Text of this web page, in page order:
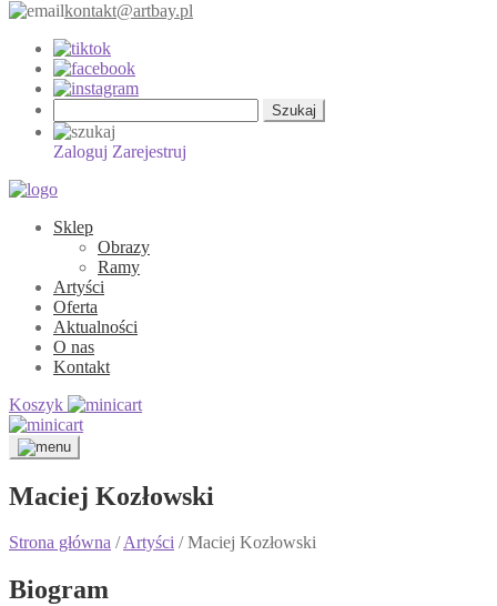
kontakt@artbay.pl
Zaloguj Zarejestruj
Sklep
Obrazy
Ramy
Artyści
Oferta
Aktualności
O nas
Kontakt
Koszyk
Maciej Kozłowski
Strona główna /Artyści / Maciej Kozłowski
Biogram